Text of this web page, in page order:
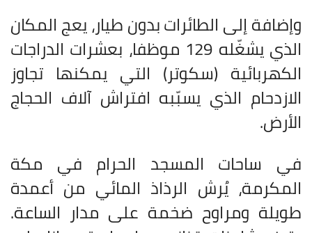
وإضافة إلى الطائرات بدون طيار، يعج المكان
الذي يشغّله 129 موظفا، بعشرات الدراجات
الكهربائية (سكوتر) التي يمكنها تجاوز
الازدحام الذي يسبّبه افتراش آلاف الحجاج
الأرض.
في ساحات المسجد الحرام في مكة
المكرمة، يُرش الرذاذ المائي من أعمدة
طويلة ومراوح ضخمة على مدار الساعة.